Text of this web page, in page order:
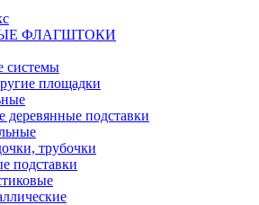
ФЛАГШТОКИ
системы
площадки
деревянные подставки
трубочки
подставки